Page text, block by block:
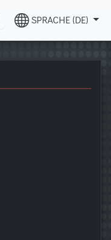
SPRACHE (DE)